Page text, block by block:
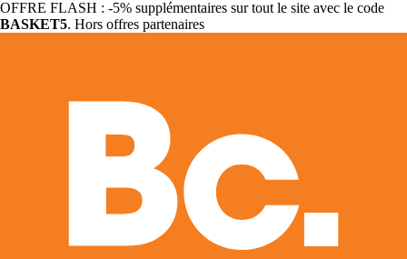
OFFRE FLASH : -5% supplémentaires sur tout le site avec le code
BASKET5. Hors offres partenaires